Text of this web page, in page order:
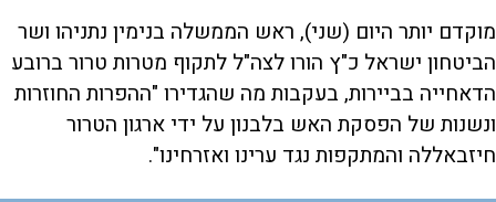
מוקדם יותר היום (שני), ראש הממשלה בנימין נתניהו ושר
הביטחון ישראל כ"ץ הורו לצה"ל לתקוף מטרות טרור ברובע
הדאחייה בביירות, בעקבות מה שהגדירו "ההפרות החוזרות
ונשנות של הפסקת האש בלבנון על ידי ארגון הטרור
חיזבאללה והמתקפות נגד ערינו ואזרחינו".